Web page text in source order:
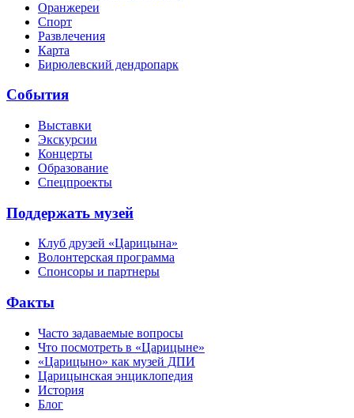
Оранжереи
Спорт
Развлечения
Карта
Бирюлевский дендропарк
События
Выставки
Экскурсии
Концерты
Образование
Спецпроекты
Поддержать музей
Клуб друзей «Царицына»
Волонтерская программа
Спонсоры и партнеры
Факты
Часто задаваемые вопросы
Что посмотреть в «Царицыне»
«Царицыно» как музей ДПИ
Царицынская энциклопедия
История
Блог